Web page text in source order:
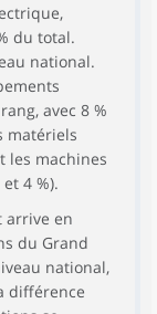
du total.
national.
avec 8 %
matériels
les machines
4 %).
arrive en
du Grand
national,
différence